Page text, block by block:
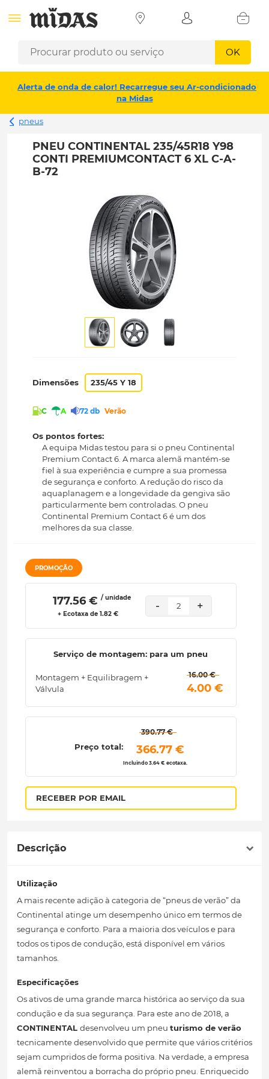
OK
Alerta de onda de calor! Recarregue seu Ar-condicionado
na Midas
pneus
PNEU CONTINENTAL 235/45R18 Y98
CONTI PREMIUMCONTACT 6 XL C-A-
B-72
Dimensões 235/45 Y 18
C A 72 db Verão
Os pontos fortes:
A equipa Midas testou para si o pneu Continental
Premium Contact 6. A marca alemã mantém-se
fiel à sua experiência e cumpre a sua promessa
de segurança e conforto. A redução do risco da
aquaplanagem e a longevidade da gengiva são
particularmente bem controladas. O pneu
Continental Premium Contact 6 é um dos
melhores da sua classe.
PROMOÇÃO
177.56 € / unidade
+ Ecotaxa de 1.82 €
- 2 +
Serviço de montagem: para um pneu
Montagem + Equilibragem +
Válvula
16.00 €
4.00 €
Preço total:
390.77 €
366.77 €
Incluindo 3.64 € ecotaxa.
RECEBER POR EMAIL
Descrição
Utilização
A mais recente adição à categoria de “pneus de verão” da
Continental atinge um desempenho único em termos de
segurança e conforto. Para a maioria dos veículos e para
todos os tipos de condução, está disponível em vários
tamanhos.
Especificações
Os ativos de uma grande marca histórica ao serviço da sua
condução e da sua segurança. Para este ano de 2018, a
CONTINENTAL desenvolveu um pneu turismo de verão
tecnicamente desenvolvido que permite que vários critérios
sejam cumpridos de forma positiva. Na verdade, a empresa
alemã reinventou a borracha do próprio pneu. Enriquecido